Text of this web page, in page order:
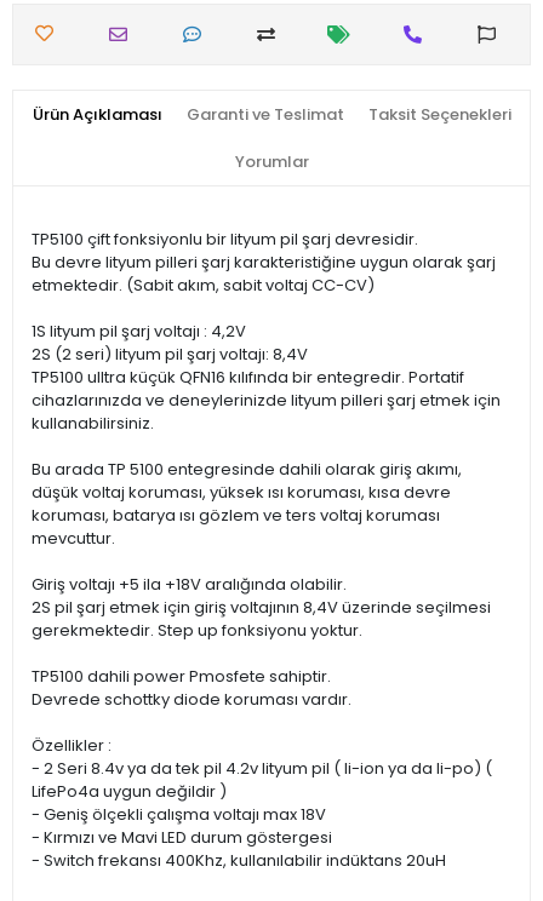
Ürün Açıklaması Garanti ve Teslimat Taksit Seçenekleri
Yorumlar
TP5100 çift fonksiyonlu bir lityum pil şarj devresidir.
Bu devre lityum pilleri şarj karakteristiğine uygun olarak şarj
etmektedir. (Sabit akım, sabit voltaj CC-CV)
1S lityum pil şarj voltajı : 4,2V
2S (2 seri) lityum pil şarj voltajı: 8,4V
TP5100 ulltra küçük QFN16 kılıfında bir entegredir. Portatif
cihazlarınızda ve deneylerinizde lityum pilleri şarj etmek için
kullanabilirsiniz.
Bu arada TP 5100 entegresinde dahili olarak giriş akımı,
düşük voltaj koruması, yüksek ısı koruması, kısa devre
koruması, batarya ısı gözlem ve ters voltaj koruması
mevcuttur.
Giriş voltajı +5 ila +18V aralığında olabilir.
2S pil şarj etmek için giriş voltajının 8,4V üzerinde seçilmesi
gerekmektedir. Step up fonksiyonu yoktur.
TP5100 dahili power Pmosfete sahiptir.
Devrede schottky diode koruması vardır.
Özellikler :
- 2 Seri 8.4v ya da tek pil 4.2v lityum pil ( li-ion ya da li-po) (
LifePo4a uygun değildir )
- Geniş ölçekli çalışma voltajı max 18V
- Kırmızı ve Mavi LED durum göstergesi
- Switch frekansı 400Khz, kullanılabilir indüktans 20uH